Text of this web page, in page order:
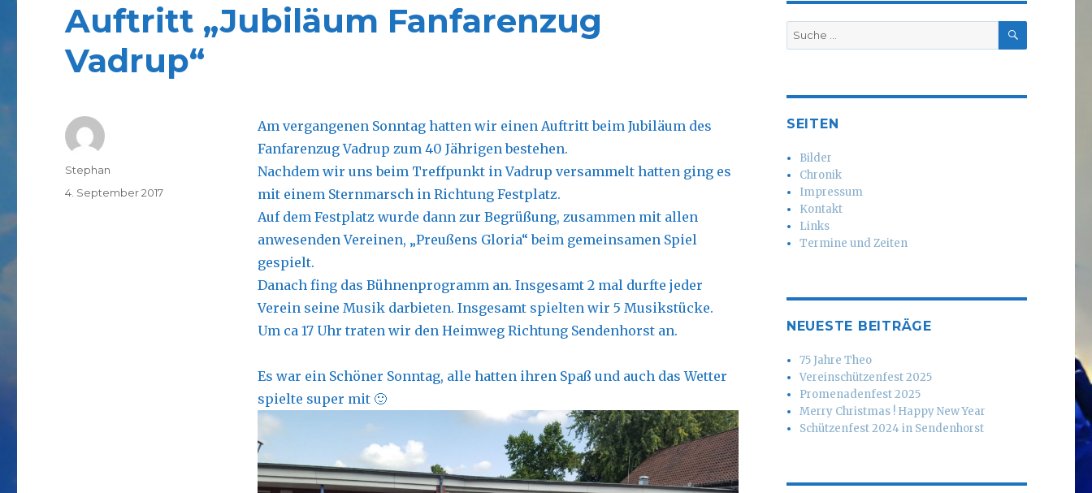
Auftritt „Jubiläum Fanfarenzug
Vadrup“
Am vergangenen Sonntag hatten wir einen Auftritt beim Jubiläum des
Fanfarenzug Vadrup zum 40 Jährigen bestehen.
Nachdem wir uns beim Treffpunkt in Vadrup versammelt hatten ging es
mit einem Sternmarsch in Richtung Festplatz.
Auf dem Festplatz wurde dann zur Begrüßung, zusammen mit allen
anwesenden Vereinen, „Preußens Gloria“ beim gemeinsamen Spiel
gespielt.
Danach fing das Bühnenprogramm an. Insgesamt 2 mal durfte jeder
Verein seine Musik darbieten. Insgesamt spielten wir 5 Musikstücke.
Um ca 17 Uhr traten wir den Heimweg Richtung Sendenhorst an.
Es war ein Schöner Sonntag, alle hatten ihren Spaß und auch das Wetter
spielte super mit 🙂
Autor
Stephan
Veröffentlicht
4. September 2017
Suche
nach:
SUCHE
SEITEN
Bilder
Chronik
Impressum
Kontakt
Links
Termine und Zeiten
NEUESTE BEITRÄGE
75 Jahre Theo
Vereinschützenfest 2025
Promenadenfest 2025
Merry Christmas ! Happy New Year
Schützenfest 2024 in Sendenhorst